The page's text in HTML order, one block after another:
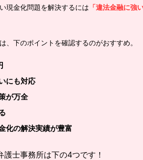
現金化問題を解決するには 「違法金融に強
、下のポイントを確認するのがおすすめ。
にも対応
が万全
化の解決実績が豊富
士事務所は下の4つです！